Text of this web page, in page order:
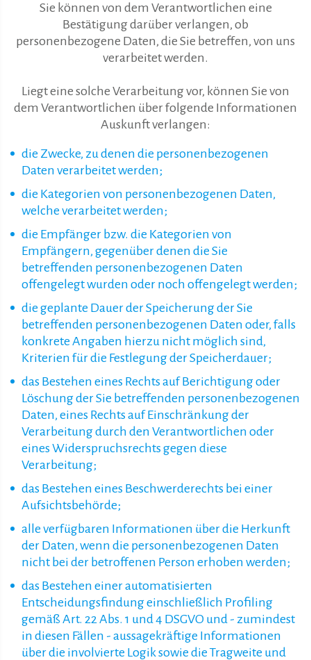
Sie können von dem Verantwortlichen eine
Bestätigung darüber verlangen, ob
personenbezogene Daten, die Sie betreffen, von uns
verarbeitet werden.
Liegt eine solche Verarbeitung vor, können Sie von
dem Verantwortlichen über folgende Informationen
Auskunft verlangen:
die Zwecke, zu denen die personenbezogenen
Daten verarbeitet werden;
die Kategorien von personenbezogenen Daten,
welche verarbeitet werden;
die Empfänger bzw. die Kategorien von
Empfängern, gegenüber denen die Sie
betreffenden personenbezogenen Daten
offengelegt wurden oder noch offengelegt werden;
die geplante Dauer der Speicherung der Sie
betreffenden personenbezogenen Daten oder, falls
konkrete Angaben hierzu nicht möglich sind,
Kriterien für die Festlegung der Speicherdauer;
das Bestehen eines Rechts auf Berichtigung oder
Löschung der Sie betreffenden personenbezogenen
Daten, eines Rechts auf Einschränkung der
Verarbeitung durch den Verantwortlichen oder
eines Widerspruchsrechts gegen diese
Verarbeitung;
das Bestehen eines Beschwerderechts bei einer
Aufsichtsbehörde;
alle verfügbaren Informationen über die Herkunft
der Daten, wenn die personenbezogenen Daten
nicht bei der betroffenen Person erhoben werden;
das Bestehen einer automatisierten
Entscheidungsfindung einschließlich Profiling
gemäß Art. 22 Abs. 1 und 4 DSGVO und - zumindest
in diesen Fällen - aussagekräftige Informationen
über die involvierte Logik sowie die Tragweite und